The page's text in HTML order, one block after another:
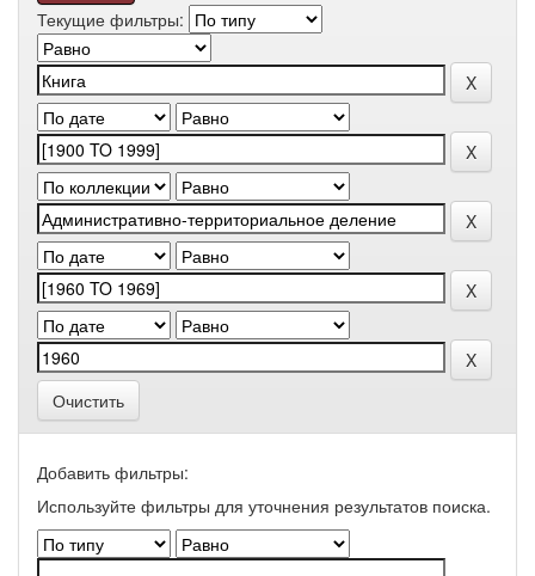
Текущие фильтры:
Очистить
Добавить фильтры:
Используйте фильтры для уточнения результатов поиска.